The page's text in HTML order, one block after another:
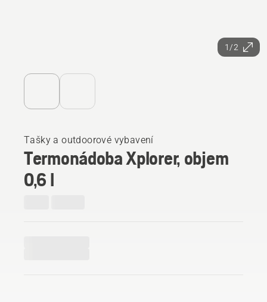
1/2
Tašky a outdoorové vybavení
Termonádoba Xplorer, objem
0,6 l